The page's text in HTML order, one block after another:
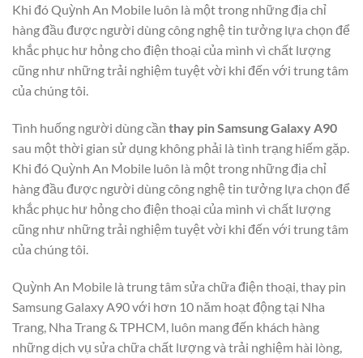
Khi đó Quỳnh An Mobile luôn là một trong những địa chỉ
hàng đầu được người dùng công nghệ tin tưởng lựa chọn để
khắc phục hư hỏng cho điện thoại của mình vì chất lượng
cũng như những trải nghiệm tuyệt vời khi đến với trung tâm
của chúng tôi.
Tình huống người dùng cần thay pin Samsung Galaxy A90
sau một thời gian sử dụng không phải là tình trạng hiếm gặp.
Khi đó Quỳnh An Mobile luôn là một trong những địa chỉ
hàng đầu được người dùng công nghệ tin tưởng lựa chọn để
khắc phục hư hỏng cho điện thoại của mình vì chất lượng
cũng như những trải nghiệm tuyệt vời khi đến với trung tâm
của chúng tôi.
Quỳnh An Mobile là trung tâm sửa chữa điện thoại, thay pin
Samsung Galaxy A90 với hơn 10 năm hoạt động tại Nha
Trang, Nha Trang & TPHCM, luôn mang đến khách hàng
những dịch vụ sửa chữa chất lượng và trải nghiệm hài lòng,